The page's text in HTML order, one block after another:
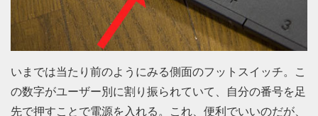
いまでは当たり前のようにみる側面のフットスイッチ。こ
の数字がユーザー別に割り振られていて、自分の番号を足
先で押すことで電源を入れる。これ、便利でいいのだが、